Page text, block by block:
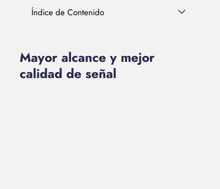
Índice de Contenido
Mayor alcance y mejor
calidad de señal